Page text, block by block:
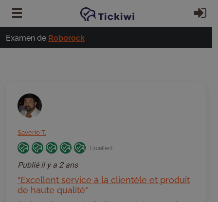
Passer au contenu principal
Examen de Roborock
Saverio T.
Excellent
Publiéil y a 2 ans
"Excellent service à la clientèle et produit
de haute qualité"